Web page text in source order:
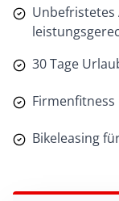
30 Tage
Firmenfitness
Bikeleasing